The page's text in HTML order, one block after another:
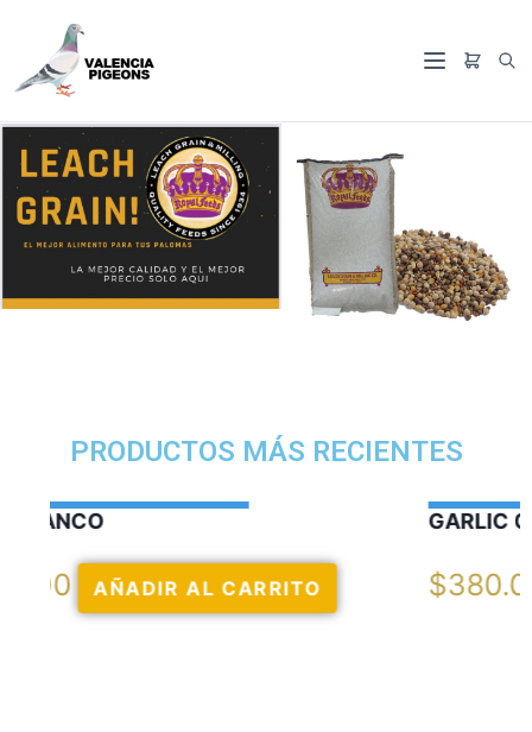
PRODUCTOS MÁS RECIENTES
GARLIC OIL VERCELAGA
$380.00 AÑADIR AL CARRITO